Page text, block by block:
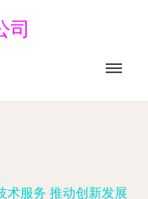
司
术服务 推动创新发展